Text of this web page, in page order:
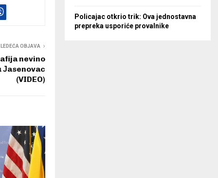
OBJAVA
nevino
(VIDEO)
Policajac otkrio trik: Ova jednostavna
prepreka usporiće provalnike